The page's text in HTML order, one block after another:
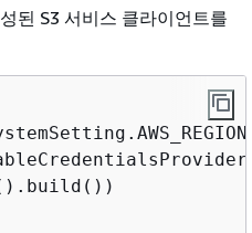
된 S3 서비스 클라이언트를